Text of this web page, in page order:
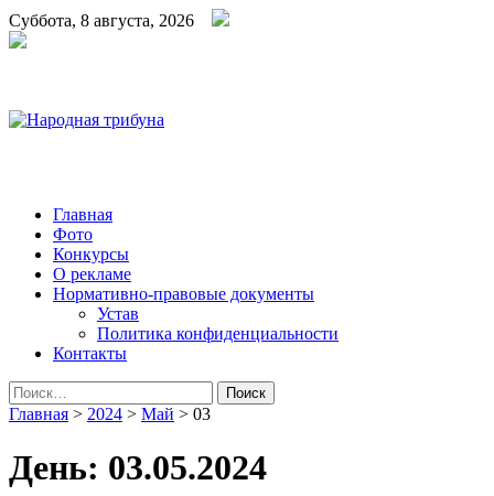
Суббота, 8 августа, 2026
Народная трибуна
Калининская районная газета
Главная
Фото
Конкурсы
О рекламе
Нормативно-правовые документы
Устав
Политика конфиденциальности
Контакты
Найти:
Главная > 2024 > Май > 03
День: 03.05.2024